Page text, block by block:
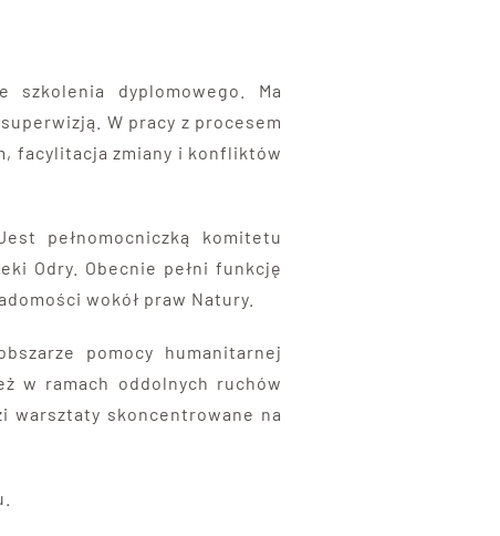
dyplomowego. Ma
W pracy z procesem
facylitacja zmiany i konfliktów
pełnomocniczką komitetu
Odry. Obecnie pełni funkcję
wokół praw Natury.
pomocy humanitarnej
w ramach oddolnych ruchów
warsztaty skoncentrowane na